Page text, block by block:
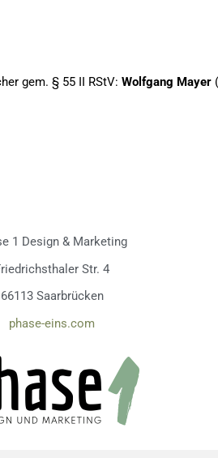
gem. § 55 II RStV: Wolfgang Mayer
1 Design & Marketing
Str. 4
66113 Saarbrücken
phase-eins.com